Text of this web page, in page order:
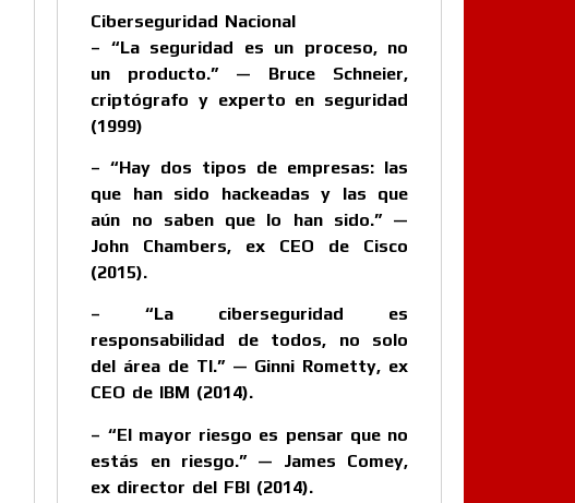
Ciberseguridad Nacional
– “La seguridad es un proceso, no
un producto.” — Bruce Schneier,
criptógrafo y experto en seguridad
(1999)
– “Hay dos tipos de empresas: las
que han sido hackeadas y las que
aún no saben que lo han sido.” —
John Chambers, ex CEO de Cisco
(2015).
– “La ciberseguridad es
responsabilidad de todos, no solo
del área de TI.” — Ginni Rometty, ex
CEO de IBM (2014).
– “El mayor riesgo es pensar que no
estás en riesgo.” — James Comey,
ex director del FBI (2014).